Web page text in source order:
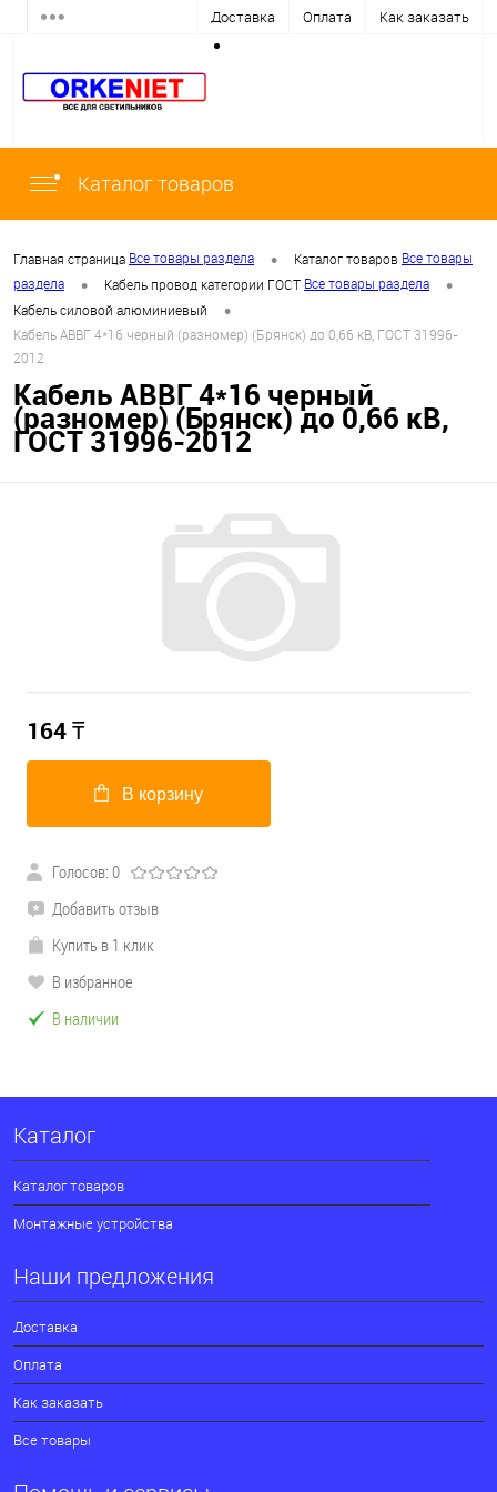
Доставка Оплата Как заказать
Каталог товаров
Главная страница Все товары раздела • Каталог товаров Все товары
раздела
• Кабель провод категории ГОСТ Все товары раздела •
Кабель силовой алюминиевый •
Кабель АВВГ 4*16 черный (разномер) (Брянск) до 0,66 кВ, ГОСТ 31996-
2012
Кабель АВВГ 4*16 черный
(разномер) (Брянск) до 0,66 кВ,
ГОСТ 31996-2012
164₸
В корзину
Голосов: 0
Добавить отзыв
Купить в 1 клик
В избранное
В наличии
Каталог
Каталог товаров
Монтажные устройства
Наши предложения
Доставка
Оплата
Как заказать
Все товары